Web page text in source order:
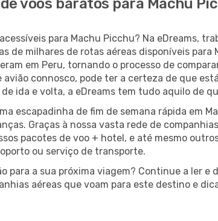
voos baratos para Machu
para Machu Picchu? Na eDreams,
de milhares de rotas aéreas disponíveis
em Peru, tornando o processo de
avião connosco, pode ter a certeza de que
ida e volta, a eDreams tem tudo aquilo de
escapadinha de fim de semana rápida em
Graças à nossa vasta rede de
pacotes de voo + hotel, e até mesmo
ou serviço de transporte.
para a sua próxima viagem? Continue a ler
aéreas que voam para este destino e